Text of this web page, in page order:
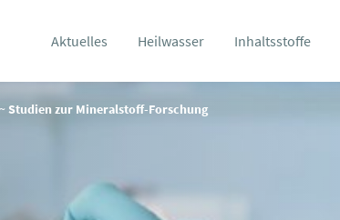
Aktuelles Heilwasser Inhaltsstoffe
~Studien zur Mineralstoff-Forschung